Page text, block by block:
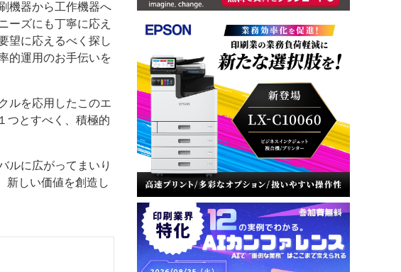
機器から工作機器へ
ーズにも丁寧に応え
望に応えるべく探し
的運用のお手伝いを
ルを応用したこのエ
つとすべく、積極的
ルに広がってまいり
新しい価値を創造し